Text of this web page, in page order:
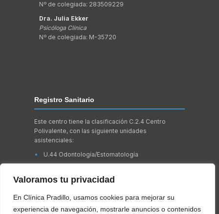
Valoramos tu privacidad
En Clínica Pradillo, usamos cookies para mejorar su
experiencia de navegación, mostrarle anuncios o contenidos
Nº de colegiada: 283509229
Dra. Julia Ekker
Psicóloga Clínica
Nº de colegiada: M-35720
Registro Sanitario
Este centro tiene la clasificación C.2.4 Centro
Polivalente, con las siguiente unidades
asistenciales:
U.44 Odontología/Estomatología
U.59 Fisioterapia
U.84 Depósito de medicamentos
U.900 Otras unidades asistenciales (Psicología